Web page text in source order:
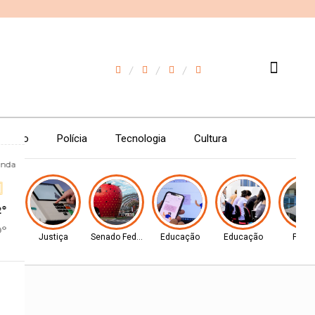
Polícia Tecnologia Cultura
Justiça Senado Federal Educação Educação